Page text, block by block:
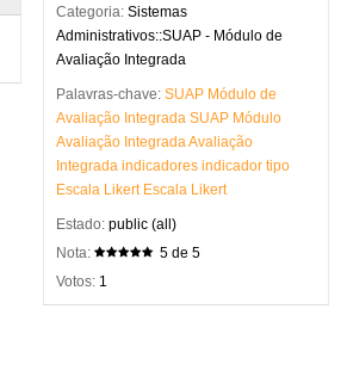
Categoria: Sistemas
Administrativos::SUAP - Módulo de
Avaliação Integrada
Palavras-chave: SUAP Módulo de
Avaliação Integrada SUAP Módulo
Avaliação IntegradaAvaliação
Integrada indicadores indicador tipo
Escala Likert Escala Likert
Estado: public (all)
Nota:
5 de 5
Votos: 1